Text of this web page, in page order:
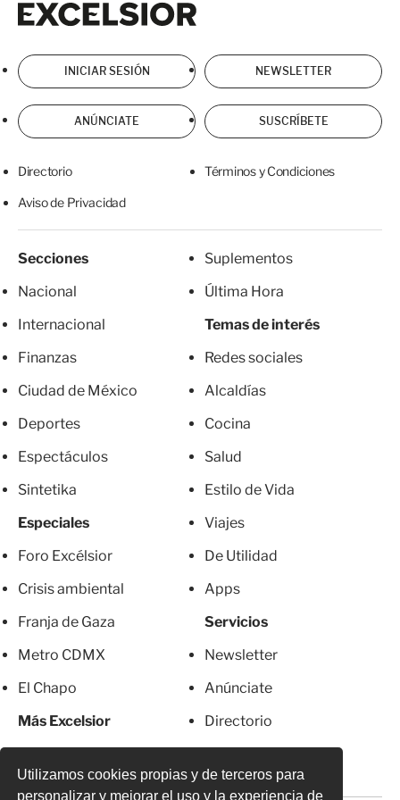
Utilizamos cookies propias y de terceros para
personalizar y mejorar el uso y la experiencia de
INICIAR SESIÓN NEWSLETTER
ANÚNCIATE SUSCRÍBETE
Directorio Términos y Condiciones
Aviso de Privacidad
Secciones
Nacional
Internacional
Finanzas
Ciudad de México
Deportes
Espectáculos
Sintetika
Especiales
Foro Excélsior
Crisis ambiental
Franja de Gaza
Metro CDMX
El Chapo
Más Excelsior
Suplementos
Última Hora
Temas de interés
Redes sociales
Alcaldías
Cocina
Salud
Estilo de Vida
Viajes
De Utilidad
Apps
Servicios
Newsletter
Anúnciate
Directorio